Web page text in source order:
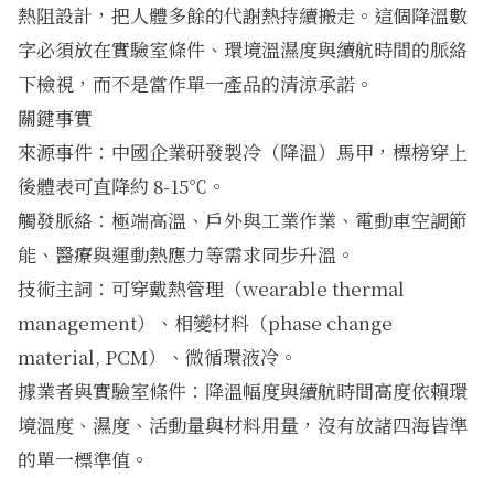
熱阻設計，把人體多餘的代謝熱持續搬走。這個降溫數
字必須放在實驗室條件、環境溫濕度與續航時間的脈絡
下檢視，而不是當作單一產品的清涼承諾。
關鍵事實
來源事件：中國企業研發製冷（降溫）馬甲，標榜穿上
後體表可直降約 8-15℃。
觸發脈絡：極端高溫、戶外與工業作業、電動車空調節
能、醫療與運動熱應力等需求同步升溫。
技術主詞：可穿戴熱管理（wearable thermal
management）、相變材料（phase change
material, PCM）、微循環液冷。
據業者與實驗室條件：降溫幅度與續航時間高度依賴環
境溫度、濕度、活動量與材料用量，沒有放諸四海皆準
的單一標準值。